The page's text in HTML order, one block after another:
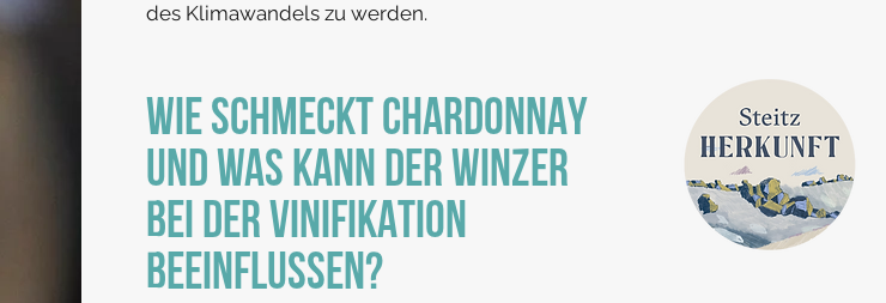
des Klimawandels zu werden.
WIE SCHMECKT CHARDONNAY
UND WAS KANN DER WINZER
BEI DER VINIFIKATION
BEEINFLUSSEN?